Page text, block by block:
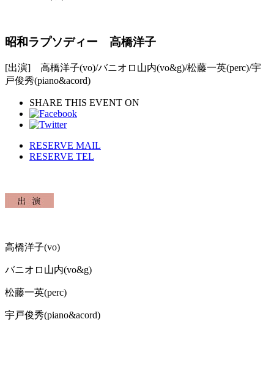
昭和ラプソディー 高橋洋子
[出演] 高橋洋子(vo)/バニオロ山内(vo&g)/松藤一英(perc)/宇
戸俊秀(piano&acord)
SHARE THIS EVENT ON
RESERVE MAIL
RESERVE TEL
高橋洋子(vo)
バニオロ山内(vo&g)
松藤一英(perc)
宇戸俊秀(piano&acord)